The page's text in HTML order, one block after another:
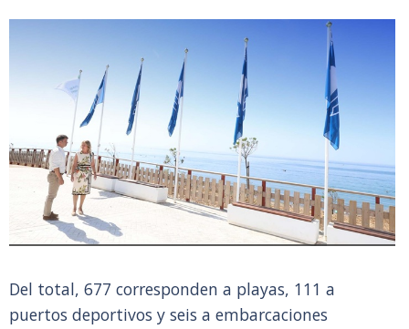
Del total, 677 corresponden a playas, 111 a
puertos deportivos y seis a embarcaciones